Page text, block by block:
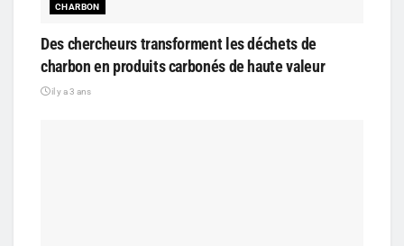
CHARBON
Des chercheurs transforment les déchets de
charbon en produits carbonés de haute valeur
il y a 3 ans